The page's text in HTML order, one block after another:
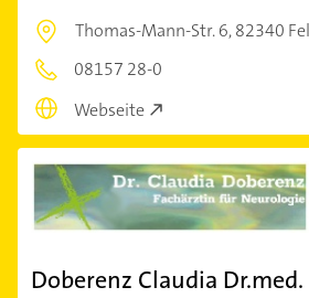
Thomas-Mann-Str. 6,82340
08157 28-0
Webseite
Doberenz Claudia Dr.med.